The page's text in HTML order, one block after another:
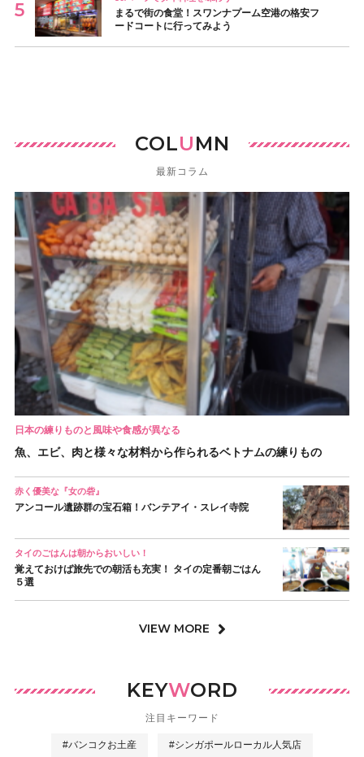
まるで街の食堂！スワンナプーム空港の格安フ
ードコートに行ってみよう
COLUMN
最新コラム
日本の練りものと風味や食感が異なる
魚、エビ、肉と様々な材料から作られるベトナムの練りもの
赤く優美な『女の砦』
アンコール遺跡群の宝石箱！バンテアイ・スレイ寺院
タイのごはんは朝からおいしい！
覚えておけば旅先での朝活も充実！ タイの定番朝ごはん
５選
VIEW MORE
KEYWORD
注目キーワード
#バンコクお土産 #シンガポールローカル人気店